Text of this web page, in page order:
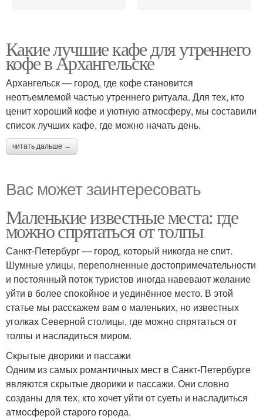
Какие лучшие кафе для утреннего
кофе в Архангельске
Архангельск — город, где кофе становится
неотъемлемой частью утреннего ритуала. Для тех, кто
ценит хороший кофе и уютную атмосферу, мы составили
список лучших кафе, где можно начать день.
читать дальше →
Вас может заинтересовать
Маленькие известные места: где
можно спрятаться от толпы
Санкт-Петербург — город, который никогда не спит.
Шумные улицы, переполненные достопримечательности
и постоянный поток туристов иногда навевают желание
уйти в более спокойное и уединённое место. В этой
статье мы расскажем вам о маленьких, но известных
уголках Северной столицы, где можно спрятаться от
толпы и насладиться миром.
Скрытые дворики и пассажи
Одним из самых романтичных мест в Санкт-Петербурге
являются скрытые дворики и пассажи. Они словно
созданы для тех, кто хочет уйти от суеты и насладиться
атмосферой старого города.